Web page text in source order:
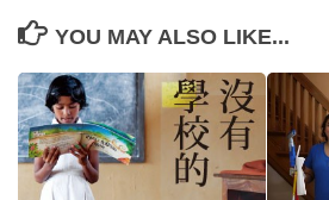
YOU MAY ALSO LIKE...